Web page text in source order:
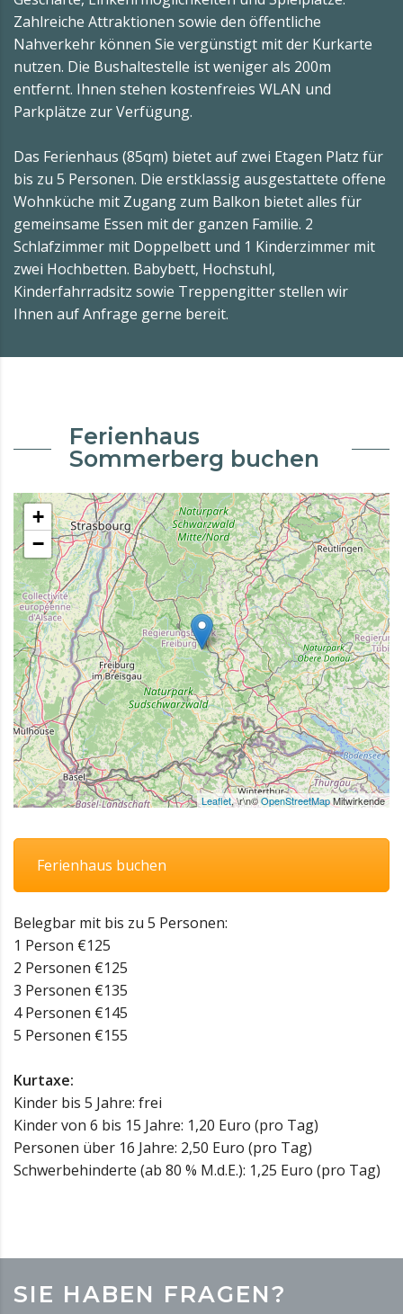
Zahlreiche Attraktionen sowie den öffentliche
Nahverkehr können Sie vergünstigt mit der Kurkarte
nutzen. Die Bushaltestelle ist weniger als 200m
entfernt. Ihnen stehen kostenfreies WLAN und
Parkplätze zur Verfügung.
Das Ferienhaus (85qm) bietet auf zwei Etagen Platz für
bis zu 5 Personen. Die erstklassig ausgestattete offene
Wohnküche mit Zugang zum Balkon bietet alles für
gemeinsame Essen mit der ganzen Familie. 2
Schlafzimmer mit Doppelbett und 1 Kinderzimmer mit
zwei Hochbetten. Babybett, Hochstuhl,
Kinderfahrradsitz sowie Treppengitter stellen wir
Ihnen auf Anfrage gerne bereit.
Ferienhaus
Sommerberg buchen
+
−
Leaflet, \r\n©OpenStreetMapMitwirkende
Ferienhaus buchen
Belegbar mit bis zu 5 Personen:
1 Person €125
2 Personen €125
3 Personen €135
4 Personen €145
5 Personen €155
Kurtaxe:
Kinder bis 5 Jahre: frei
Kinder von 6 bis 15 Jahre: 1,20 Euro (pro Tag)
Personen über 16 Jahre: 2,50 Euro (pro Tag)
Schwerbehinderte (ab 80 % M.d.E.): 1,25 Euro (pro Tag)
SIE HABEN FRAGEN?